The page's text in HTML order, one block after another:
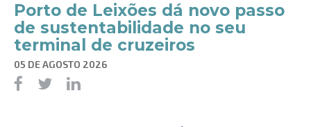
Porto de Leixões dá novo passo
de sustentabilidade no seu
terminal de cruzeiros
05 DE AGOSTO 2026